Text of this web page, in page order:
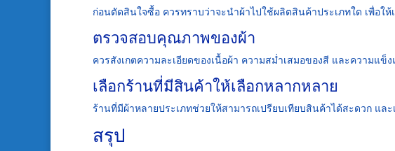
ก่อนตัดสินใจซื้อ ควรทราบว่าจะนำผ้าไปใช้ผลิตสินค้าประเภทใด เพื่อใ
ตรวจสอบคุณภาพของผ้า
ควรสังเกตความละเอียดของเนื้อผ้า ความสม่ำเสมอของสี และความแข็
เลือกร้านที่มีสินค้าให้เลือกหลากหลาย
ร้านที่มีผ้าหลายประเภทช่วยให้สามารถเปรียบเทียบสินค้าได้สะดวก แล
สรุป